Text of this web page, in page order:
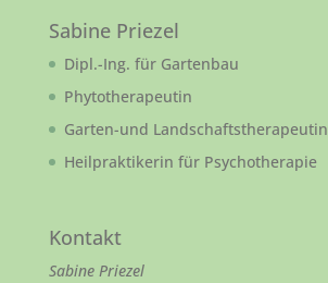
Sabine Priezel
Dipl.-Ing. für Gartenbau
Phytotherapeutin
Garten-und Landschaftstherapeutin
Heilpraktikerin für Psychotherapie
Kontakt
Sabine Priezel